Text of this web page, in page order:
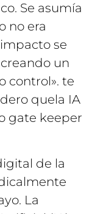
Se asumía
no era
se
un
control». te
quela IA
gate keeper
de la
La